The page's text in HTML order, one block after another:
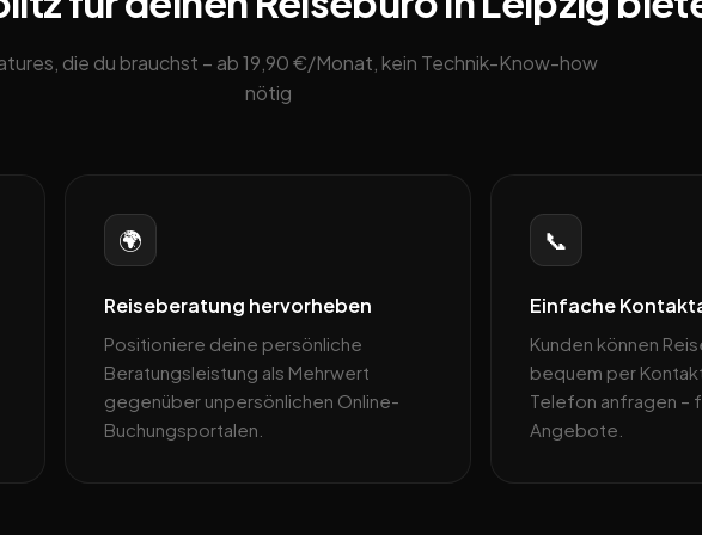
die du brauchst – ab 19,90 €/Monat, kein Technik-Know-how
nötig
🌍
Reiseberatung hervorheben
Positioniere deine persönliche
Beratungsleistung als Mehrwert
gegenüber unpersönlichen Online-
Buchungsportalen.
📞
Einfache
Kunden können
bequem per
Telefon anfragen –
Angebote.